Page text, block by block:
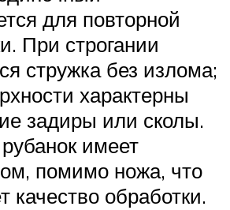
для повторной
При строгании
стружка без излома;
характерны
задиры или сколы.
имеет
помимо ножа, что
качество обработки.